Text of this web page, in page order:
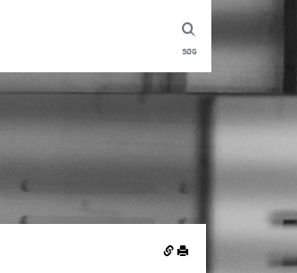
SØG